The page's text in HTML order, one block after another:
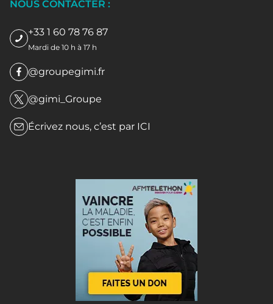
NOUS CONTACTER :
+33 1 60 78 76 87
Mardi de 10 h à 17 h
@groupegimi.fr
@gimi_Groupe
Écrivez nous, c’est par ICI